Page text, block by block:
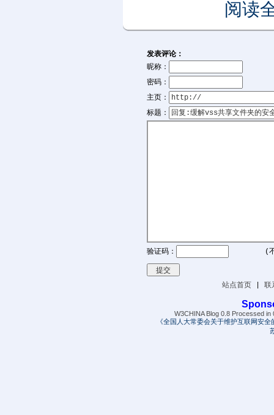
阅读
发表评论：
昵称：
密码：
主页：
标题：
验证码： (
站点首页 联
W3CHINA Blog 0.8 Processed
《全国人大常委会关于维护互联网安全